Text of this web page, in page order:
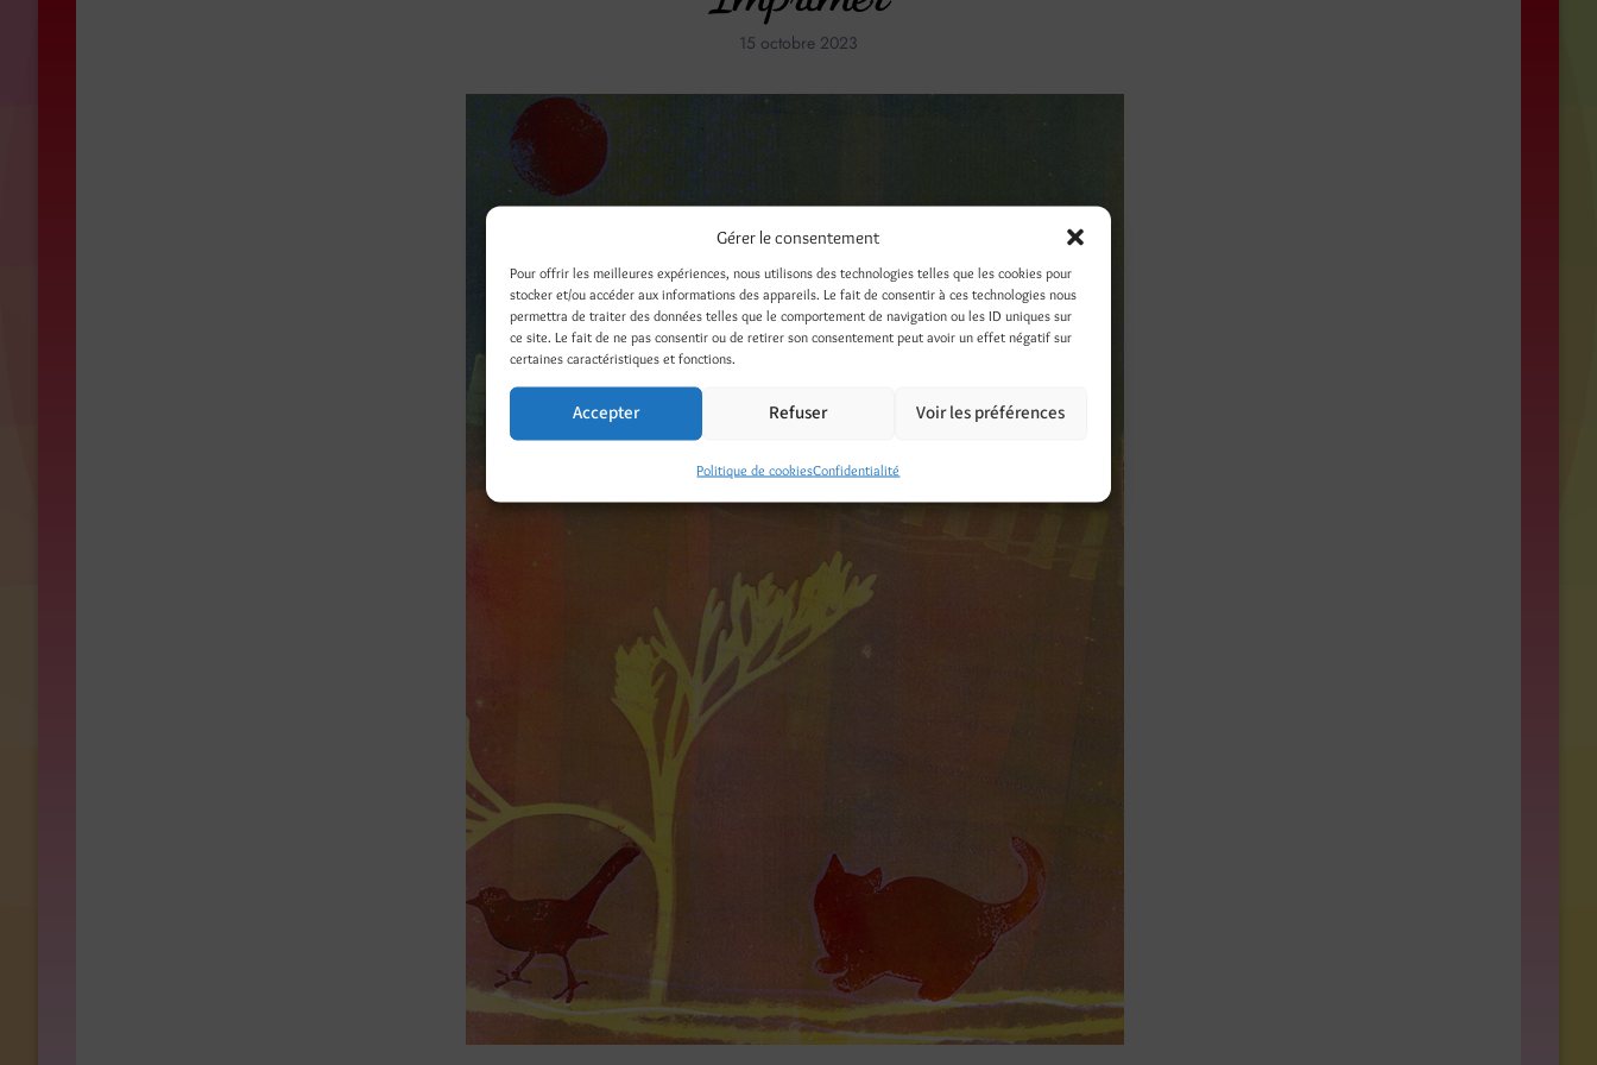
Gérer le consentement
Pour offrir les meilleures expériences, nous utilisons des technologies telles que les cookies pour
stocker et/ou accéder aux informations des appareils. Le fait de consentir à ces technologies nous
permettra de traiter des données telles que le comportement de navigation ou les ID uniques sur
ce site. Le fait de ne pas consentir ou de retirer son consentement peut avoir un effet négatif sur
certaines caractéristiques et fonctions.
Accepter Refuser Voir les préférences
Politique de cookiesConfidentialité
15 octobre 2023